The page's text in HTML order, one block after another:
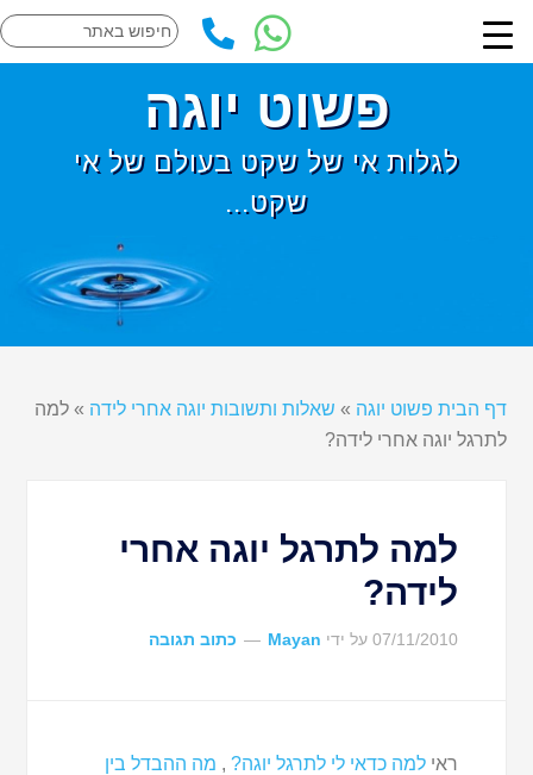
פשוט יוגה
לגלות אי של שקט בעולם של אי
שקט...
דף הבית פשוט יוגה » שאלות ותשובות יוגה אחרי לידה »למה
לתרגל יוגה אחרי לידה?
למה לתרגל יוגה אחרי
לידה?
07/11/2010 על ידי Mayan כתוב תגובה
ראילמה כדאי לי לתרגל יוגה? , מה ההבדל בין